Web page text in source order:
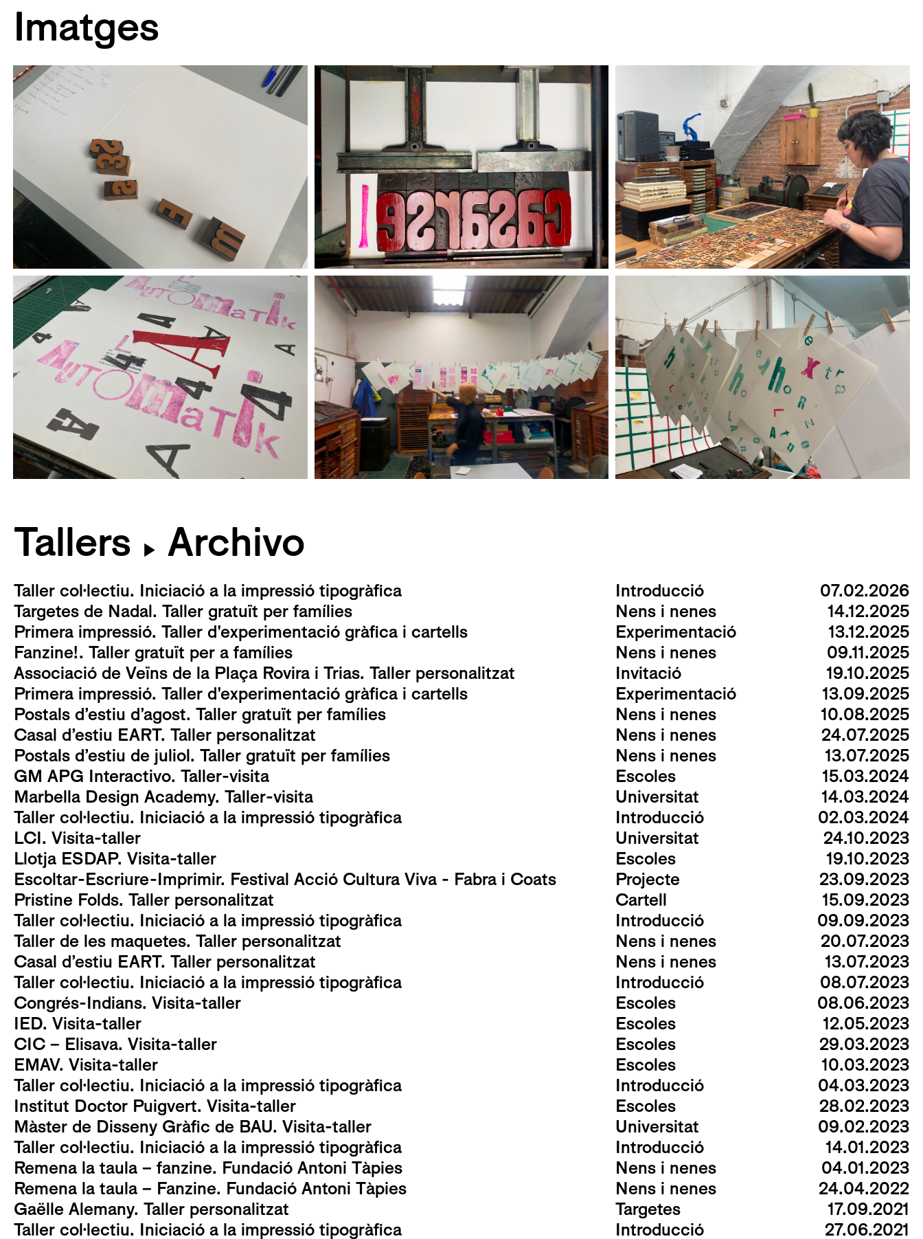
Imatges
Tallers ▶ Archivo
Taller col·lectiu. Iniciació a la impressió tipogràfica Introducció
07.02.2026
Targetes de Nadal. Taller gratuït per famílies
Nens i nenes
14.12.2025
Primera impressió. Taller d'experimentació gràfica i cartells
Experimentació
13.12.2025
Fanzine!. Taller gratuït per a famílies
Nens i nenes
09.11.2025
Associació de Veïns de la Plaça Rovira i Trias. Taller personalitzat
Invitació
19.10.2025
Primera impressió. Taller d'experimentació gràfica i cartells
Experimentació
13.09.2025
Postals d’estiu d’agost. Taller gratuït per famílies
Nens i nenes
10.08.2025
Casal d’estiu EART. Taller personalitzat
Nens i nenes
24.07.2025
Postals d’estiu de juliol. Taller gratuït per famílies
Nens i nenes
13.07.2025
GM APG Interactivo. Taller-visita
Escoles
15.03.2024
Marbella Design Academy. Taller-visita
Universitat
14.03.2024
Taller col·lectiu. Iniciació a la impressió tipogràfica
Introducció
02.03.2024
LCI. Visita-taller
Universitat
24.10.2023
Llotja ESDAP. Visita-taller
Escoles
19.10.2023
Escoltar-Escriure-Imprimir. Festival Acció Cultura Viva - Fabra i Coats
Projecte
23.09.2023
Pristine Folds. Taller personalitzat
Cartell
15.09.2023
Taller col·lectiu. Iniciació a la impressió tipogràfica
Introducció
09.09.2023
Taller de les maquetes. Taller personalitzat
Nens i nenes
20.07.2023
Casal d’estiu EART. Taller personalitzat
Nens i nenes
13.07.2023
Taller col·lectiu. Iniciació a la impressió tipogràfica
Introducció
08.07.2023
Congrés-Indians. Visita-taller
Escoles
08.06.2023
IED. Visita-taller
Escoles
12.05.2023
CIC – Elisava. Visita-taller
Escoles
29.03.2023
EMAV. Visita-taller
Escoles
10.03.2023
Taller col·lectiu. Iniciació a la impressió tipogràfica
Introducció
04.03.2023
Institut Doctor Puigvert. Visita-taller
Escoles
28.02.2023
Màster de Disseny Gràfic de BAU. Visita-taller
Universitat
09.02.2023
Taller col·lectiu. Iniciació a la impressió tipogràfica
Introducció
14.01.2023
Remena la taula – fanzine. Fundació Antoni Tàpies
Nens i nenes
04.01.2023
Remena la taula – Fanzine. Fundació Antoni Tàpies
Nens i nenes
24.04.2022
Gaëlle Alemany. Taller personalitzat
Targetes
17.09.2021
Taller col·lectiu. Iniciació a la impressió tipogràfica
Introducció 27.06.2021